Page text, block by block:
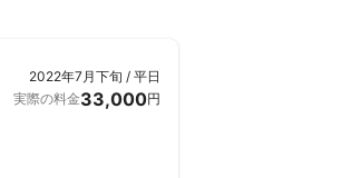
2022年7月下旬 / 平日
実際の料金33,000円